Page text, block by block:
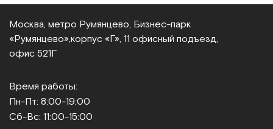
Москва, метро Румянцево, Бизнес‑парк
«Румянцево», корпус «Г», 11 офисный подъезд,
офис 521Г
Время работы:
Пн-Пт: 8:00-19:00
Сб-Вс: 11:00-15:00